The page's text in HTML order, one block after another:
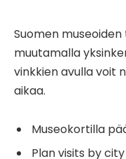
Suomen
muutamalla
vinkkien avulla voit
aikaa.
Museokortilla
Plan visits by